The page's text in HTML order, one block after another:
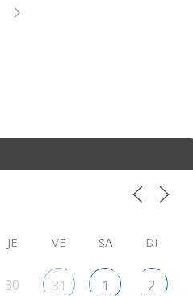
JE VE SA DI
30 31 1 2